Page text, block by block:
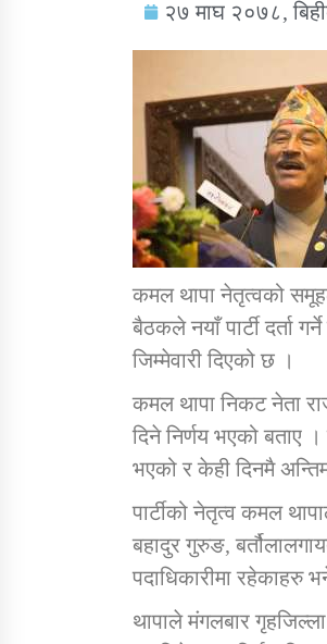
सामाजिक
सन्देश
तातोपानी गाउँपालिका जुम्लाको
२७ माघ २०७८,
कमल थापा नेतृत्वको समूहले
बैठकले नयाँ पार्टी दर्ता
जिम्मेवारी दिएको छ ।
कमल थापा निकट नेता
दिने निर्णय भएको बताए ।
भएको र केही दिनमै
पार्टीको नेतृत्व कमल
बहादुर गुरुङ,
पदाधिकारीमा
थापाले मंगलबार